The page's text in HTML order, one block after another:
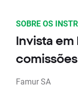
SOBRE OS
Invista em
comissões
Famur SA